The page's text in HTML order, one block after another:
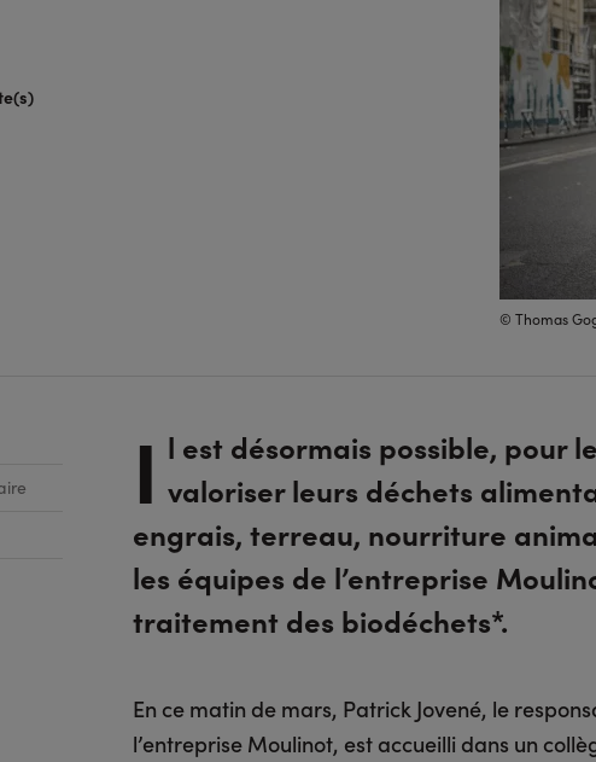
© Thomas
I l est désormais possible, pour
valoriser leurs déchets
engrais, terreau, nourriture
les équipes de l’entreprise
traitement des biodéchets*.
En ce matin de mars, Patrick Jovené, le
l’entreprise Moulinot, est accueilli dans un